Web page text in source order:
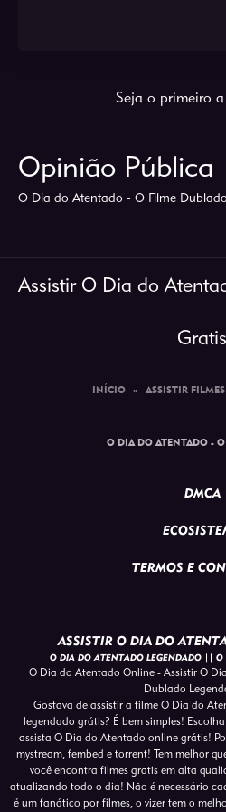
Seja o primeiro
Opinião Pública
O Dia do Atentado - O Filme
Assistir O Dia do
Gratis
INÍCIO » ASSISTIR
O DIA DO ATENTADO -
DMCA
TERMOS E
ASSISTIR O DIA DO
O DIA DO ATENTADO LEGENDADO || O
O Dia do Atentado Online - Assistir O
Dublado
Gostava de assistir a filme O Dia do
legendado grátis? É bem simples!
assista O Dia do Atentado online grátis!
mystream, fembed e torrent! Tem melhor
você encontra filmes gratis em alta
atualizando todo o dia! Não é necessário
é um fanático por filmes, o vizer tem o